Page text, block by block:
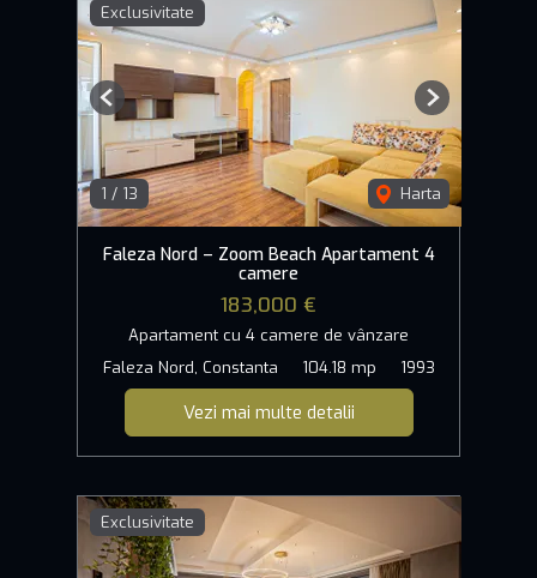
Exclusivitate
1 / 13 Harta
Previous Next
Faleza Nord – Zoom Beach Apartament 4
camere
183,000 €
Apartament cu 4 camere de vânzare
Faleza Nord, Constanta
104.18 mp 1993
Vezi mai multe detalii
Exclusivitate